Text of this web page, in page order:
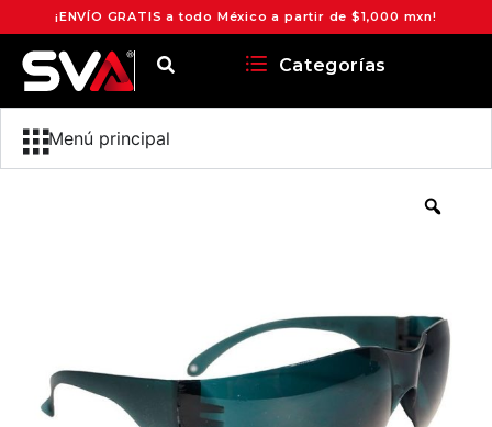
¡ENVÍO GRATIS a todo México a partir de $1,000 mxn!
Categorías
Menú principal